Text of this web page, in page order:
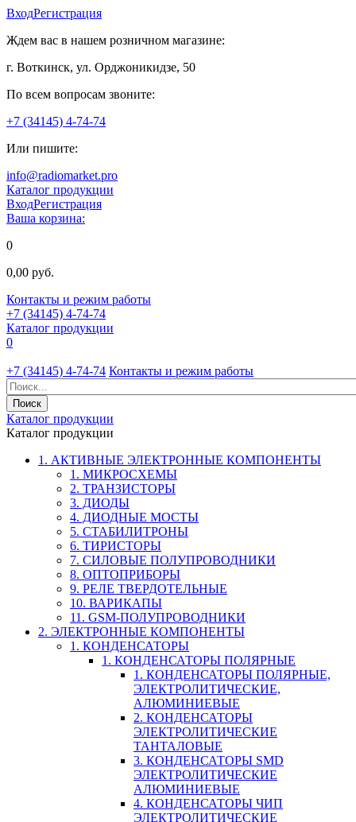
ВходРегистрация
Ждем вас в нашем розничном магазине:
г. Воткинск, ул. Орджоникидзе, 50
По всем вопросам звоните:
+7 (34145) 4-74-74
Или пишите:
info@radiomarket.pro
Каталог продукции
ВходРегистрация
Ваша корзина:
0
0,00 руб.
Контакты и режим работы
+7 (34145) 4-74-74
Каталог продукции
0
+7 (34145) 4-74-74 Контакты и режим работы
Каталог продукции
Каталог продукции
1. АКТИВНЫЕ ЭЛЕКТРОННЫЕ КОМПОНЕНТЫ
1. МИКРОСХЕМЫ
2. ТРАНЗИСТОРЫ
3. ДИОДЫ
4. ДИОДНЫЕ МОСТЫ
5. СТАБИЛИТРОНЫ
6. ТИРИСТОРЫ
7. СИЛОВЫЕ ПОЛУПРОВОДНИКИ
8. ОПТОПРИБОРЫ
9. РЕЛЕ ТВЕРДОТЕЛЬНЫЕ
10. ВАРИКАПЫ
11. GSM-ПОЛУПРОВОДНИКИ
2. ЭЛЕКТРОННЫЕ КОМПОНЕНТЫ
1. КОНДЕНСАТОРЫ
1. КОНДЕНСАТОРЫ ПОЛЯРНЫЕ
1. КОНДЕНСАТОРЫ ПОЛЯРНЫЕ,
ЭЛЕКТРОЛИТИЧЕСКИЕ,
АЛЮМИНИЕВЫЕ
2. КОНДЕНСАТОРЫ
ЭЛЕКТРОЛИТИЧЕСКИЕ
ТАНТАЛОВЫЕ
3. КОНДЕНСАТОРЫ SMD
ЭЛЕКТРОЛИТИЧЕСКИЕ
АЛЮМИНИЕВЫЕ
4. КОНДЕНСАТОРЫ ЧИП
ЭЛЕКТРОЛИТИЧЕСКИЕ